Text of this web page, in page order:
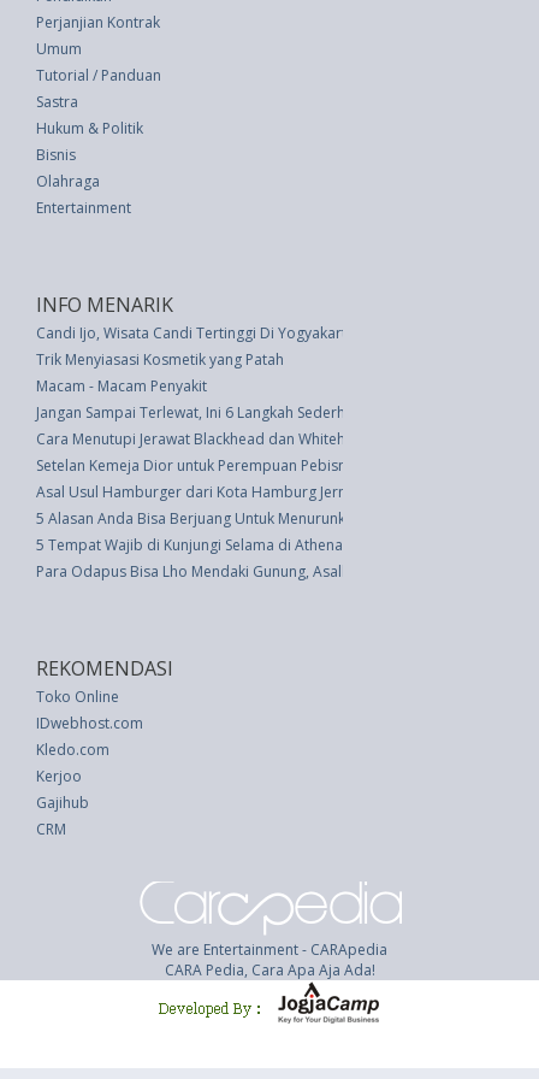
Perjanjian Kontrak
Umum
Tutorial / Panduan
Sastra
Hukum & Politik
Bisnis
Olahraga
Entertainment
INFO MENARIK
Candi Ijo, Wisata Candi Tertinggi Di Yogyakarta
Trik Menyiasasi Kosmetik yang Patah
Macam - Macam Penyakit
Jangan Sampai Terlewat, Ini 6 Langkah Sederhana Mengecat Ulang
Cara Menutupi Jerawat Blackhead dan Whitehead dengan Riasan
Setelan Kemeja Dior untuk Perempuan Pebisnis
Asal Usul Hamburger dari Kota Hamburg Jerman, Benarkah?
5 Alasan Anda Bisa Berjuang Untuk Menurunkan Berat Badan
5 Tempat Wajib di Kunjungi Selama di Athena Yunani
Para Odapus Bisa Lho Mendaki Gunung, Asalkan�
REKOMENDASI
Toko Online
IDwebhost.com
Kledo.com
Kerjoo
Gajihub
CRM
We are Entertainment - CARApedia
CARA Pedia, Cara Apa Aja Ada!